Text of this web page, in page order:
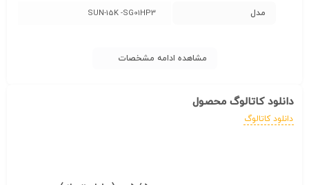
مدل SUN-15K -SG01HP3
مشاهده ادامه مشخصات
دانلود کاتالوگ محصول
دانلود کاتالوگ